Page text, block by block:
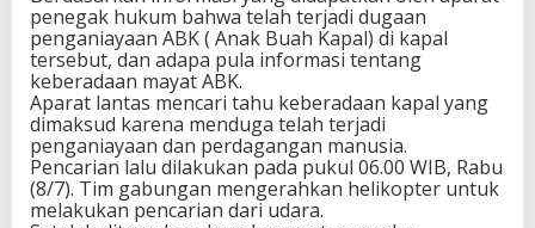
penegak hukum bahwa telah terjadi dugaan
penganiayaan ABK ( Anak Buah Kapal) di kapal
tersebut, dan adapa pula informasi tentang
keberadaan mayat ABK.
Aparat lantas mencari tahu keberadaan kapal yang
dimaksud karena menduga telah terjadi
penganiayaan dan perdagangan manusia.
Pencarian lalu dilakukan pada pukul 06.00 WIB, Rabu
(8/7). Tim gabungan mengerahkan helikopter untuk
melakukan pencarian dari udara.